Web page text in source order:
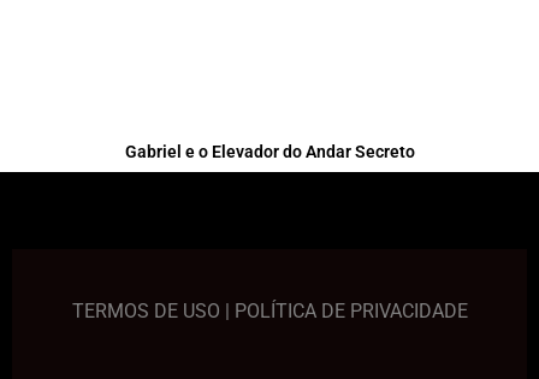
Gabriel e o Elevador do Andar Secreto
TERMOS DE USO POLÍTICA DE PRIVACIDADE